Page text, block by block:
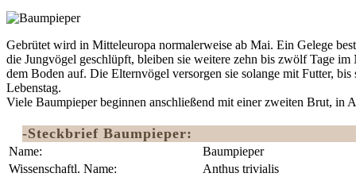
Gebrütet wird in Mitteleuropa normalerweise ab Mai. Ein Gelege
die Jungvögel geschlüpft, bleiben sie weitere zehn bis zwölf Tage
dem Boden auf. Die Elternvögel versorgen sie solange mit Futter,
Lebenstag.
Viele Baumpieper beginnen anschließend mit einer zweiten Brut, in
-Steckbrief Baumpieper:
Name:
Baumpieper
Wissenschaftl. Name:
Anthus trivialis